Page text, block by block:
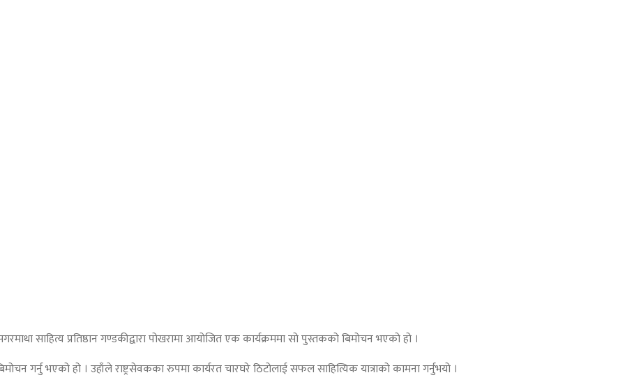
साहित्य प्रतिष्ठान गण्डकीद्वारा पोखरामा आयोजित एक कार्यक्रममा सो पुस्तकको बिमोचन भएको हो ।
गर्नु भएको हो । उहाँले राष्ट्रसेवकका रुपमा कार्यरत चारघरे ठिटोलाई सफल साहित्यिक यात्राको कामना गर्नुभयो ।